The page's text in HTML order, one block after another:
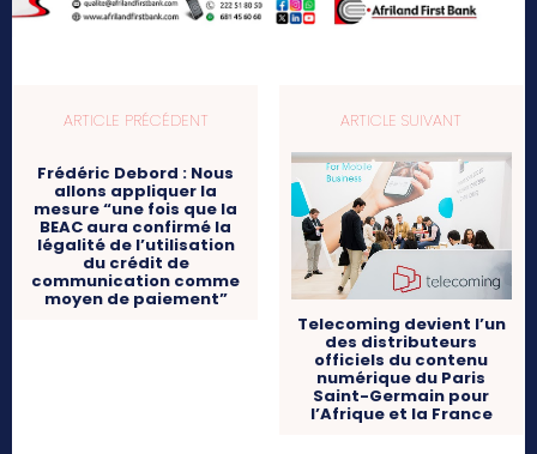
ARTICLE PRÉCÉDENT
Frédéric Debord : Nous
allons appliquer la
mesure “une fois que la
BEAC aura confirmé la
légalité de l’utilisation
du crédit de
communication comme
moyen de paiement”
ARTICLE SUIVANT
Telecoming devient l’un
des distributeurs
officiels du contenu
numérique du Paris
Saint-Germain pour
l’Afrique et la France